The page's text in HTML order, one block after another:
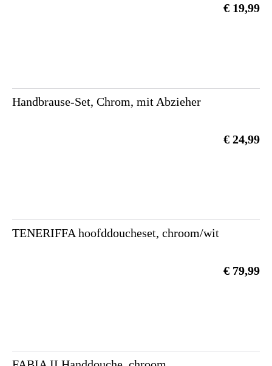
€ 19,99
Handbrause-Set, Chrom, mit Abzieher
€ 24,99
TENERIFFA hoofddoucheset, chroom/wit
€ 79,99